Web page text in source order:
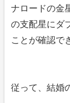
ナロードの金
の支配星にダ
ことが確認で
従って、結婚